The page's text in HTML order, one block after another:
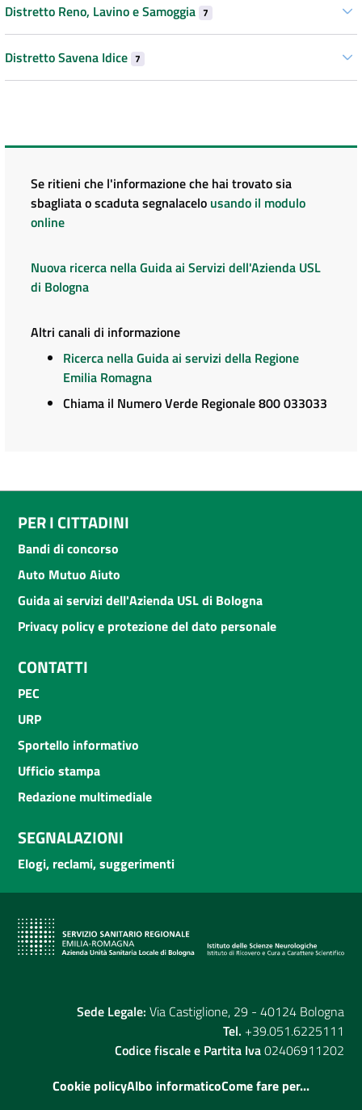
Distretto Reno, Lavino e Samoggia 7
Distretto Savena Idice 7
Se ritieni che l'informazione che hai trovato sia
sbagliata o scaduta segnalacelo usando il modulo
online
Nuova ricerca nella Guida ai Servizi dell'Azienda USL
di Bologna
Altri canali di informazione
Ricerca nella Guida ai servizi della Regione
Emilia Romagna
Chiama il Numero Verde Regionale 800 033033
PER I CITTADINI
Bandi di concorso
Auto Mutuo Aiuto
Guida ai servizi dell'Azienda USL di Bologna
Privacy policy e protezione del dato personale
CONTATTI
PEC
URP
Sportello informativo
Ufficio stampa
Redazione multimediale
SEGNALAZIONI
Elogi, reclami, suggerimenti
Sede Legale: Via Castiglione, 29 - 40124 Bologna
Tel. +39.051.6225111
Codice fiscale e Partita Iva02406911202
Cookie policyAlbo informaticoCome fare per...